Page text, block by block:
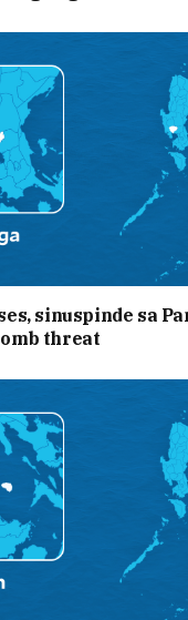
sinuspinde sa
threat